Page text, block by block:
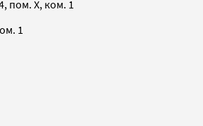
пом. X, ком. 1
1